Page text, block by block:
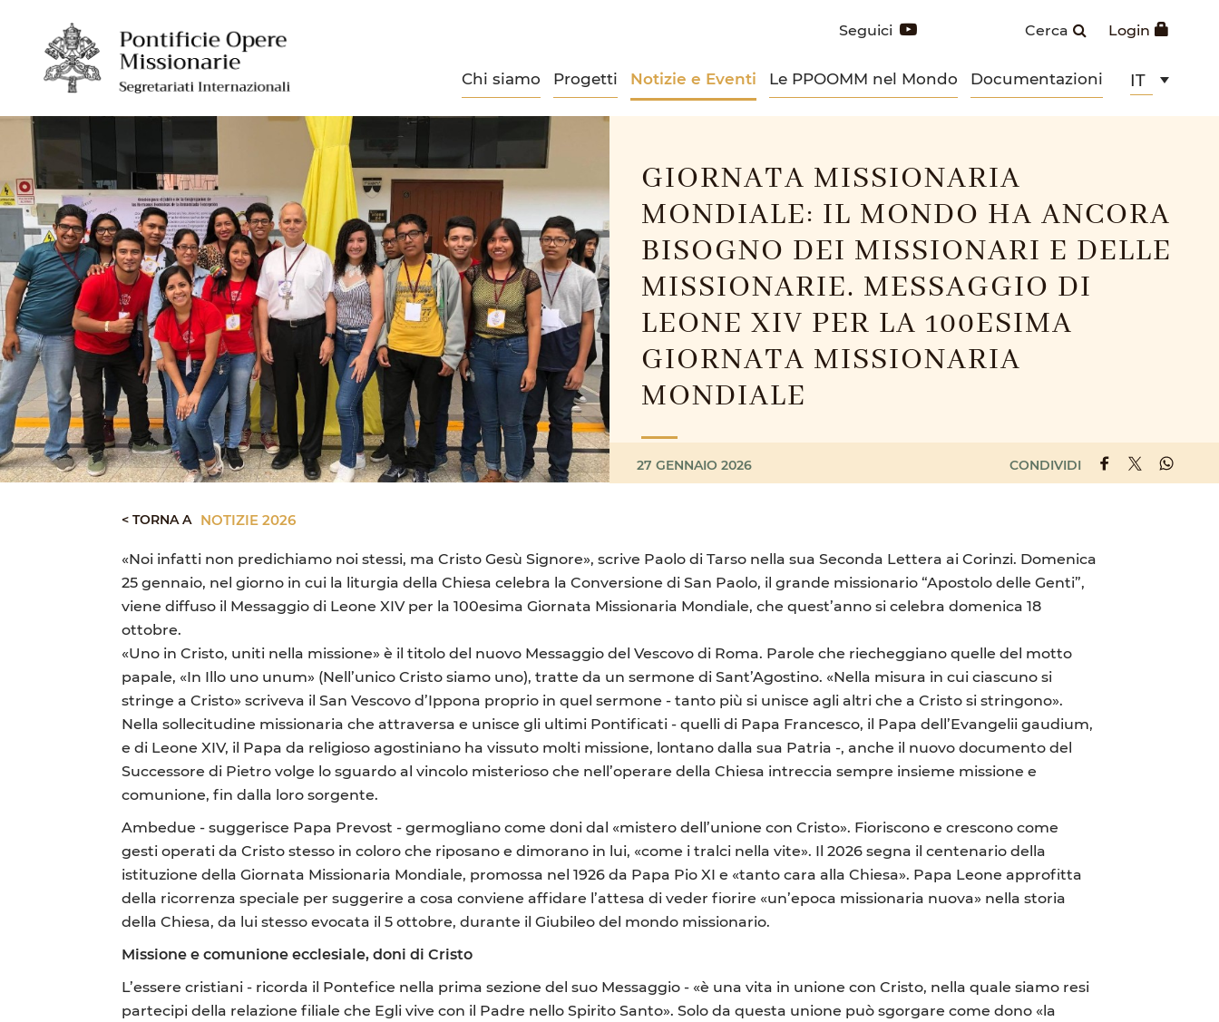
Login
Cerca
Seguici
Chi siamo Progetti Notizie e Eventi Le PPOOMM nel Mondo Documentazioni IT
GIORNATA MISSIONARIA
MONDIALE: IL MONDO HA ANCORA
BISOGNO DEI MISSIONARI E DELLE
MISSIONARIE. MESSAGGIO DI
LEONE XIV PER LA 100ESIMA
GIORNATA MISSIONARIA
MONDIALE
27 GENNAIO 2026 CONDIVIDI
< TORNA A NOTIZIE 2026
«Noi infatti non predichiamo noi stessi, ma Cristo Gesù Signore», scrive Paolo di Tarso nella sua Seconda Lettera ai Corinzi. Domenica
25 gennaio, nel giorno in cui la liturgia della Chiesa celebra la Conversione di San Paolo, il grande missionario “Apostolo delle Genti”,
viene diffuso il Messaggio di Leone XIV per la 100esima Giornata Missionaria Mondiale, che quest’anno si celebra domenica 18
ottobre.
«Uno in Cristo, uniti nella missione» è il titolo del nuovo Messaggio del Vescovo di Roma. Parole che riecheggiano quelle del motto
papale, «In Illo uno unum» (Nell’unico Cristo siamo uno), tratte da un sermone di Sant’Agostino. «Nella misura in cui ciascuno si
stringe a Cristo» scriveva il San Vescovo d’Ippona proprio in quel sermone - tanto più si unisce agli altri che a Cristo si stringono».
Nella sollecitudine missionaria che attraversa e unisce gli ultimi Pontificati - quelli di Papa Francesco, il Papa dell’Evangelii gaudium,
e di Leone XIV, il Papa da religioso agostiniano ha vissuto molti missione, lontano dalla sua Patria -, anche il nuovo documento del
Successore di Pietro volge lo sguardo al vincolo misterioso che nell’operare della Chiesa intreccia sempre insieme missione e
comunione, fin dalla loro sorgente.
Ambedue - suggerisce Papa Prevost - germogliano come doni dal «mistero dell’unione con Cristo». Fioriscono e crescono come
gesti operati da Cristo stesso in coloro che riposano e dimorano in lui, «come i tralci nella vite». Il 2026 segna il centenario della
istituzione della Giornata Missionaria Mondiale, promossa nel 1926 da Papa Pio XI e «tanto cara alla Chiesa». Papa Leone approfitta
della ricorrenza speciale per suggerire a cosa conviene affidare l’attesa di veder fiorire «un’epoca missionaria nuova» nella storia
della Chiesa, da lui stesso evocata il 5 ottobre, durante il Giubileo del mondo missionario.
Missione e comunione ecclesiale, doni di Cristo
L’essere cristiani - ricorda il Pontefice nella prima sezione del suo Messaggio - «è una vita in unione con Cristo, nella quale siamo resi
partecipi della relazione filiale che Egli vive con il Padre nello Spirito Santo». Solo da questa unione può sgorgare come dono «la